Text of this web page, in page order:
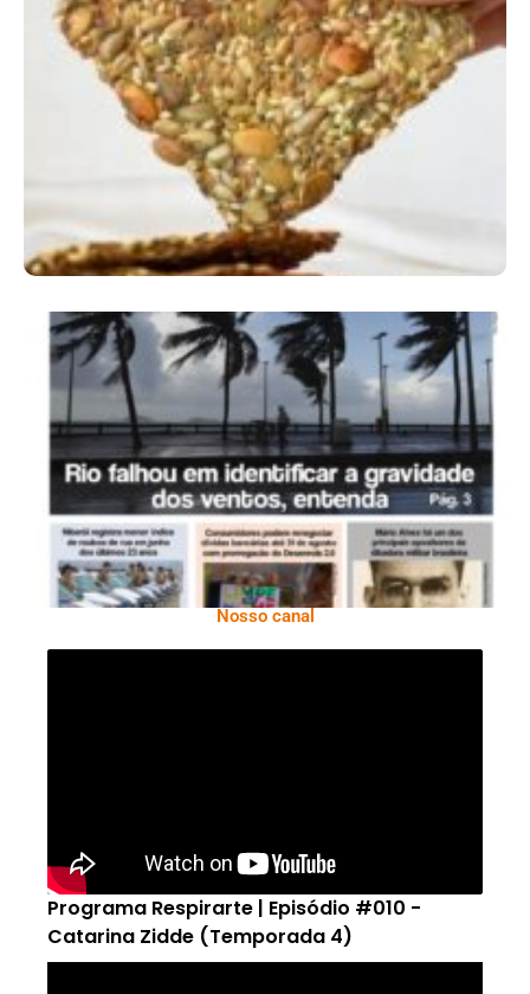
Comer Bem: Cracker De Sementes
Ano X – Número 366 01 A 07 De Agosto De
2026
Nosso canal
Programa Respirarte | Episódio #010 -
Catarina Zidde (Temporada 4)